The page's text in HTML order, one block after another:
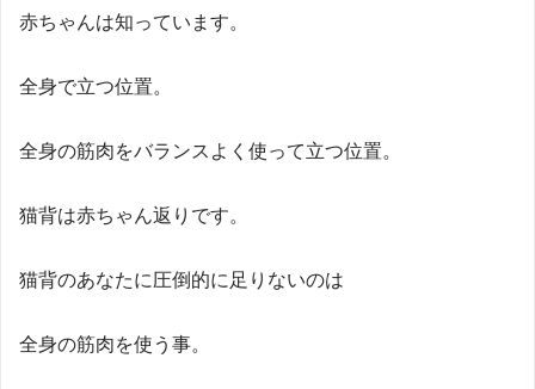
赤ちゃんは知っています。
全身で立つ位置。
全身の筋肉をバランスよく使って立つ位置。
猫背は赤ちゃん返りです。
猫背のあなたに圧倒的に足りないのは
全身の筋肉を使う事。